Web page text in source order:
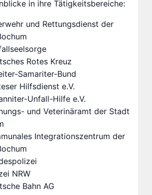
in ihre Tätigkeitsbereiche:
und Rettungsdienst der
Rotes Kreuz
Samariter-Bund
Hilfsdienst e.V.
Unfall-Hilfe e.V.
und Veterinäramt der Stadt
Integrationszentrum der
NRW
Bahn AG